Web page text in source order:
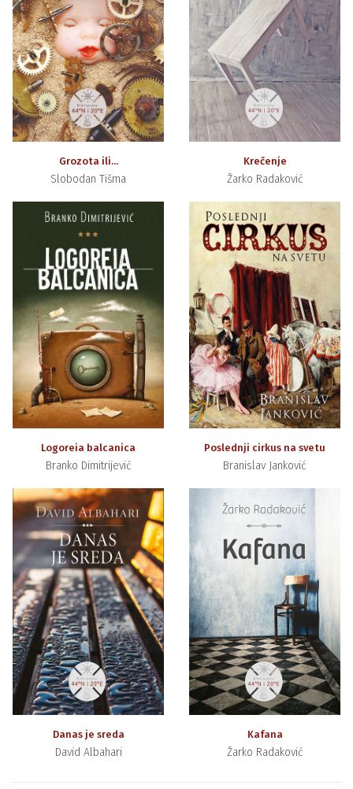
Grozota ili...
Slobodan Tišma
Krečenje
Žarko Radaković
Logoreia balcanica
Branko Dimitrijević
Poslednji cirkus na svetu
Branislav Janković
Danas je sreda
David Albahari
Kafana
Žarko Radaković